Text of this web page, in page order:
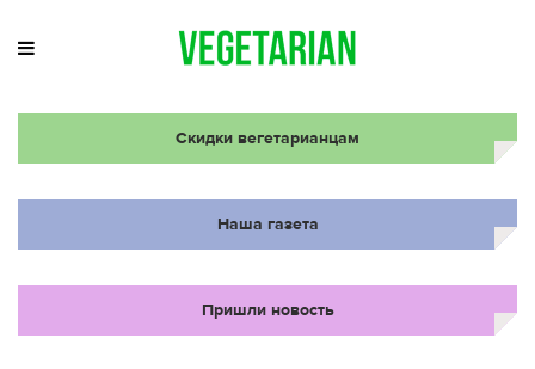
Скидки вегетарианцам
Наша газета
Пришли новость